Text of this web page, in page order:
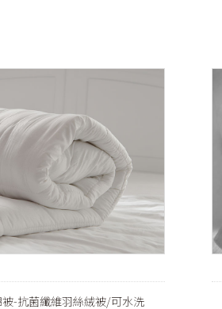
-抗菌纖維羽絲絨被/可水洗